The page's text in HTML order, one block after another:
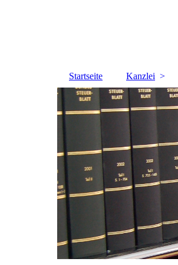
Startseite Kanzlei